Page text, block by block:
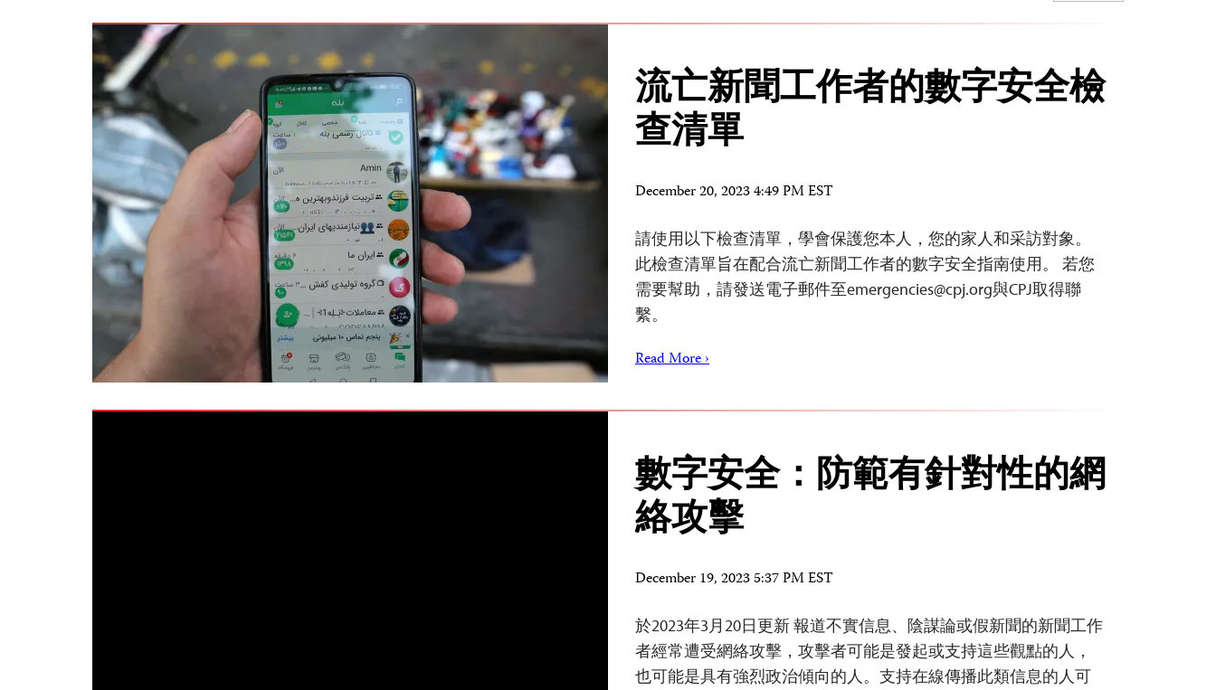
流亡新聞工作者的數字安全檢
查清單
December 20, 2023 4:49 PM EST
請使用以下檢查清單，學會保護您本人，您的家人和采訪對象。
此檢查清單旨在配合流亡新聞工作者的數字安全指南使用。 若您
需要幫助，請發送電子郵件至emergencies@cpj.org與CPJ取得聯
繫。
Read More ›
數字安全：防範有針對性的網
絡攻擊
December 19, 2023 5:37 PM EST
於2023年3月20日更新 報道不實信息、陰謀論或假新聞的新聞工作
者經常遭受網絡攻擊，攻擊者可能是發起或支持這些觀點的人，
也可能是具有強烈政治傾向的人。支持在線傳播此類信息的人可